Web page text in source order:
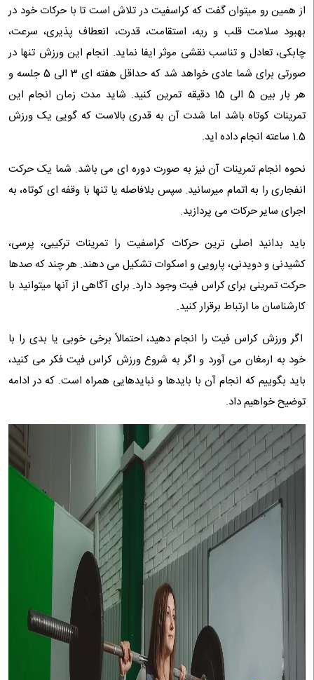
از همین رو میتوان گفت که کراسفیت در تلاش است تا با حرکات خود در
بهبود سلامت قلب و ریه، استقامت، قدرت، انعطاف‌ پذیری، سرعت،
چابکی، تعادل و تناسب نقشی موثر ایفا نماید. انجام این ورزش تنها در
صورتی برای شما عادی خواهد شد که حداقل هفته ای 3 الی 5 جلسه و
هر بار بین 5 الی 15 دقیقه تمرین کنید. شاید مدت زمان انجام این
تمرینات کوتاه باشد اما شدت آن به قدری بالاست که گویی یک ورزش
1.5 ساعته انجام داده اید.
نحوه انجام تمرینات آن نیز به صورت دوره ای می باشد. شما یک حرکت
انفجاری را به اتمام میرسانید. سپس بلافاصله یا تنها با وقفه ای کوتاه، به
اجرای سایر حرکات می پردازید.
باید بدانید اصلی ترین حرکات کراسفیت را تمرینات ترکیبی، پرسی،
کشیدنی و دویدنی، پارویی و اسکوات تشکیل می دهند. هر چند که صدها
حرکت تمرینی برای کراس فیت وجود دارد. برای آگاهی از آنها میتوانید با
کارشناسان ما ارتباط برقرار کنید.
اگر ورزش کراس فیت را انجام دهید، احتمالاً برخی خوبی یا بدی را با
خود به ارمغان می آورد و اگر به شروع ورزش کراس فیت فکر می کنید،
باید بگوییم که انجام آن با بایدها و نبایدهایی همراه است. که در ادامه
توضیح خواهیم داد.